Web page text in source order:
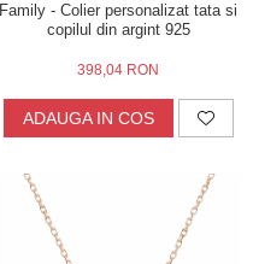
Family - Colier personalizat tata si
copilul din argint 925
398,04 RON
ADAUGA IN COS